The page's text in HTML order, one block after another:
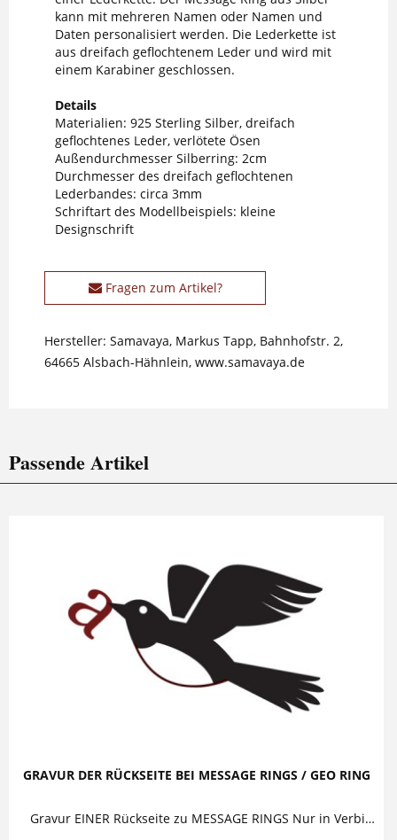
kann mit mehreren Namen oder Namen und
Daten personalisiert werden. Die Lederkette ist
aus dreifach geflochtenem Leder und wird mit
einem Karabiner geschlossen.
Details
Materialien: 925 Sterling Silber, dreifach
geflochtenes Leder, verlötete Ösen
Außendurchmesser Silberring: 2cm
Durchmesser des dreifach geflochtenen
Lederbandes: circa 3mm
Schriftart des Modellbeispiels: kleine
Designschrift
Fragen zum Artikel?
Hersteller: Samavaya, Markus Tapp, Bahnhofstr. 2,
64665 Alsbach-Hähnlein, www.samavaya.de
Passende Artikel
GRAVUR DER RÜCKSEITE BEI MESSAGE RINGS / GEO RING
Gravur EINER Rückseite zu MESSAGE RINGS Nur in Verbindung mit einem MESSAGE RING / GEO RING Schmuckstück oder Schlüsselanhänger möglich.